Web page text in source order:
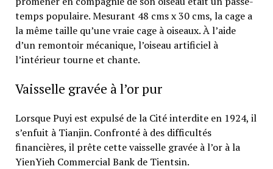
temps populaire. Mesurant 48 cms x 30 cms, la cage a
la même taille qu’une vraie cage à oiseaux. À l’aide
d’un remontoir mécanique, l’oiseau artificiel à
l’intérieur tourne et chante.
Vaisselle gravée à l’or pur
Lorsque Puyi est expulsé de la Cité interdite en 1924, il
s’enfuit à Tianjin. Confronté à des difficultés
financières, il prête cette vaisselle gravée à l’or à la
YienYieh Commercial Bank de Tientsin.